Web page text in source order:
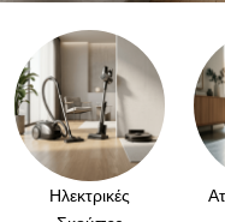
Ηλεκτρικές